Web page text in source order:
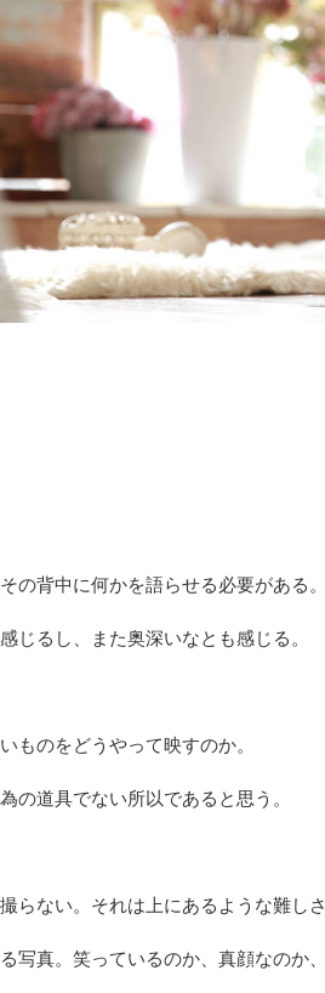
の背中に何かを語らせる必要がある。
じるし、また奥深いなとも感じる。
ものをどうやって映すのか。
の道具でない所以であると思う。
らない。それは上にあるような難し
写真。笑っているのか、真顔なのか